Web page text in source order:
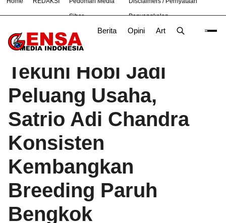
Siber Penyangkalan
Berita Opini Artikel
# Bekasi Cara Ekonomi Informasi Nasional
Beranda/Artikel
Tekuni Hobi Jadi
Peluang Usaha,
Satrio Adi Chandra
Konsisten
Kembangkan
Breeding Paruh
Bengkok